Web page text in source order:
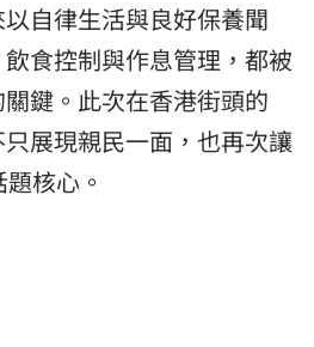
自律生活與良好保養聞
食控制與作息管理，都被
鍵。此次在香港街頭的
只展現親民一面，也再次讓
核心。